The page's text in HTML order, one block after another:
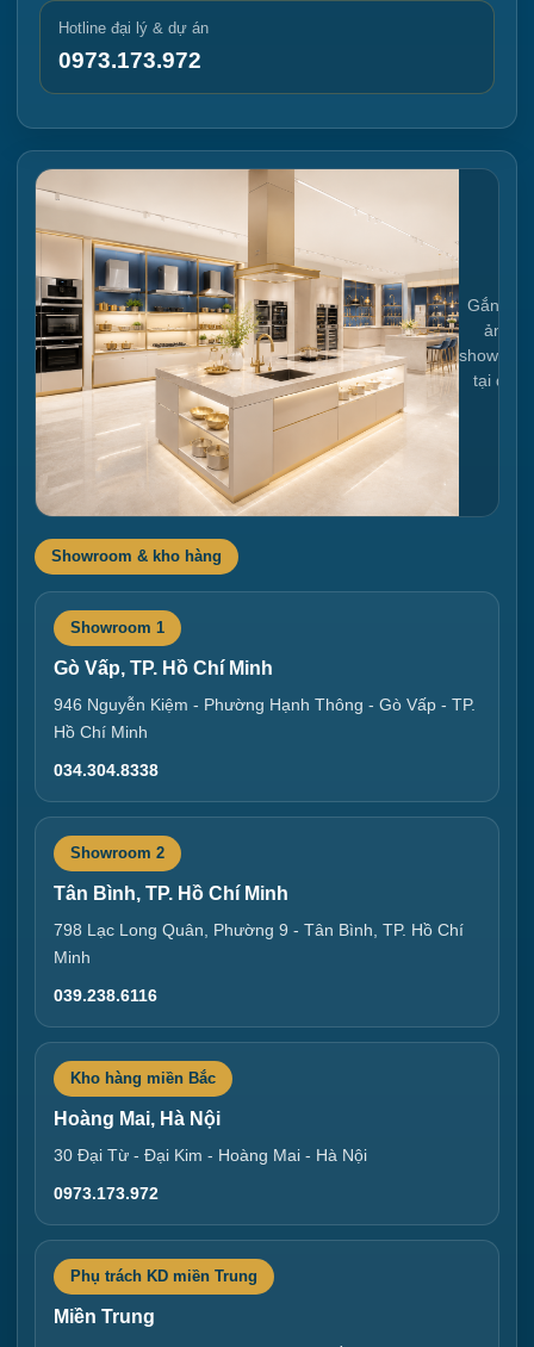
Hotline đại lý & dự án
0973.173.972
Gắn link
ảnh
tại đây
Showroom & kho hàng
Showroom 1
Gò Vấp, TP. Hồ Chí Minh
946 Nguyễn Kiệm - Phường Hạnh Thông - Gò Vấp - TP.
Hồ Chí Minh
034.304.8338
Showroom 2
Tân Bình, TP. Hồ Chí Minh
798 Lạc Long Quân, Phường 9 - Tân Bình, TP. Hồ Chí
Minh
039.238.6116
Kho hàng miền Bắc
Hoàng Mai, Hà Nội
30 Đại Từ - Đại Kim - Hoàng Mai - Hà Nội
0973.173.972
Phụ trách KD miền Trung
Miền Trung